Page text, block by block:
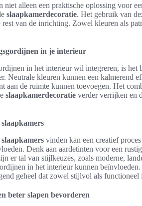
niet alleen een praktische oplossing voor
slaapkamerdecoratie. Het gebruik van
van de inrichting. Zowel kleuren als
in je interieur
in het interieur wil integreren, is het
Neutrale kleuren kunnen een kalmerend
aan de ruimte kunnen toevoegen. Het
slaapkamerdecoratie verder verrijken en
vinden kan een creatief
Denk aan aardetinten voor een
er tal van stijlkeuzes, zoals moderne,
in het interieur kunnen
geheel dat zowel stijlvol als functioneel
beter slapen bevorderen